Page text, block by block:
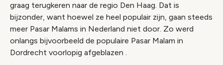
graag terugkeren naar de regio Den Haag. Dat is
bijzonder, want hoewel ze heel populair zijn, gaan steeds
meer Pasar Malams in Nederland niet door. Zo werd
onlangs bijvoorbeeld de populaire Pasar Malam in
Dordrecht voorlopig afgeblazen .